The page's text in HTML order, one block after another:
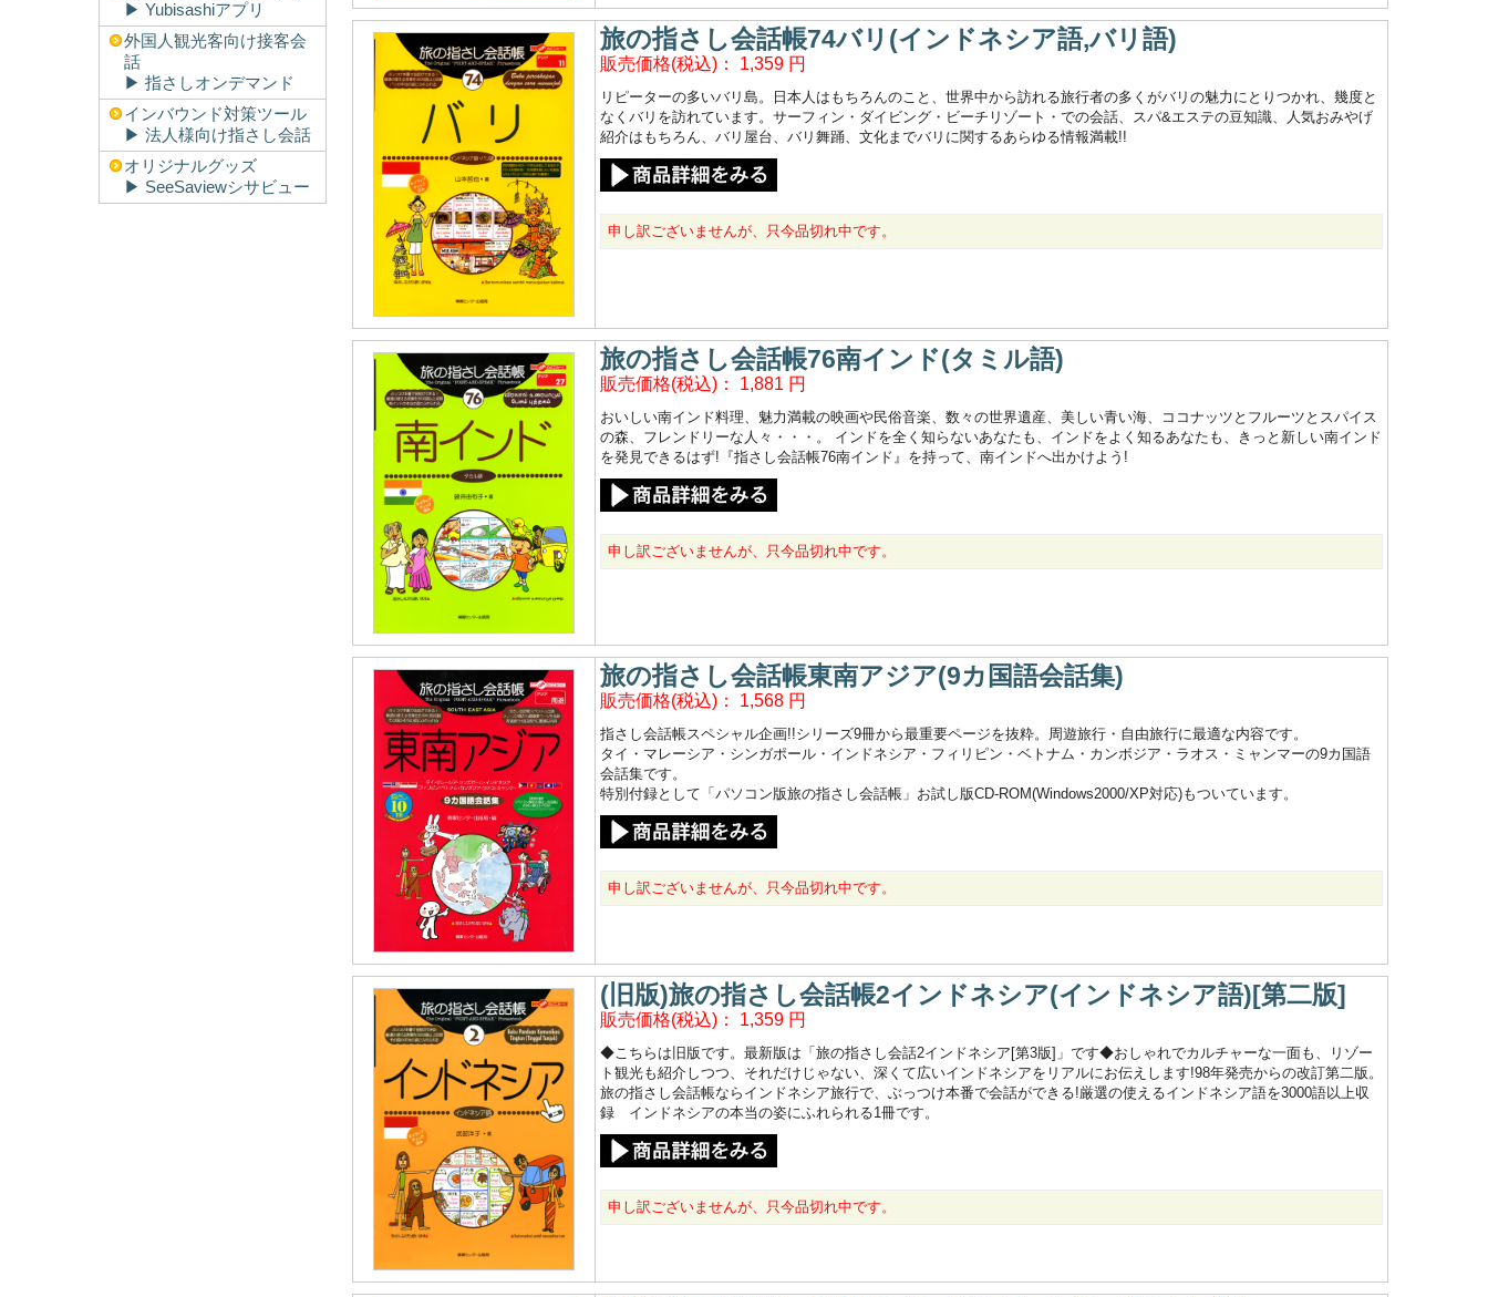
▶︎ Yubisashiアプリ
外国人観光客向け接客会
話
▶︎ 指さしオンデマンド
インバウンド対策ツール
▶︎ 法人様向け指さし会話
オリジナルグッズ
▶︎ SeeSaviewシサビュー
旅の指さし会話帳74バリ(インドネシア語,バリ語)
販売価格(税込)： 1,359 円
リピーターの多いバリ島。日本人はもちろんのこと、世界中から訪れる旅行者の多くがバリの魅力にとりつかれ、幾度と
なくバリを訪れています。サーフィン・ダイビング・ビーチリゾート・での会話、スパ&エステの豆知識、人気おみやげ
紹介はもちろん、バリ屋台、バリ舞踊、文化までバリに関するあらゆる情報満載!!
申し訳ございませんが、只今品切れ中です。
旅の指さし会話帳76南インド(タミル語)
販売価格(税込)： 1,881 円
おいしい南インド料理、魅力満載の映画や民俗音楽、数々の世界遺産、美しい青い海、ココナッツとフルーツとスパイス
の森、フレンドリーな人々・・・。 インドを全く知らないあなたも、インドをよく知るあなたも、きっと新しい南インド
を発見できるはず!『指さし会話帳76南インド』を持って、南インドへ出かけよう!
申し訳ございませんが、只今品切れ中です。
旅の指さし会話帳東南アジア(9カ国語会話集)
販売価格(税込)： 1,568 円
指さし会話帳スペシャル企画!!シリーズ9冊から最重要ページを抜粋。周遊旅行・自由旅行に最適な内容です。
タイ・マレーシア・シンガポール・インドネシア・フィリピン・ベトナム・カンボジア・ラオス・ミャンマーの9カ国語
会話集です。
特別付録として「パソコン版旅の指さし会話帳」お試し版CD‐ROM(Windows2000/XP対応)もついています。
申し訳ございませんが、只今品切れ中です。
(旧版)旅の指さし会話帳2インドネシア(インドネシア語)[第二版]
販売価格(税込)： 1,359 円
◆こちらは旧版です。最新版は「旅の指さし会話2インドネシア[第3版]」です◆おしゃれでカルチャーな一面も、リゾー
ト観光も紹介しつつ、それだけじゃない、深くて広いインドネシアをリアルにお伝えします!98年発売からの改訂第二版。
旅の指さし会話帳ならインドネシア旅行で、ぶっつけ本番で会話ができる!厳選の使えるインドネシア語を3000語以上収
録 インドネシアの本当の姿にふれられる1冊です。
申し訳ございませんが、只今品切れ中です。